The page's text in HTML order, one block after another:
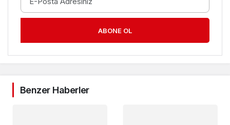
ABONE OL
Benzer Haberler